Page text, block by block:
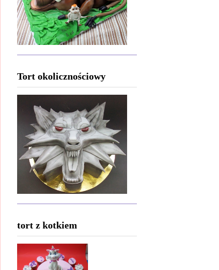
Tort okolicznościowy
tort z kotkiem